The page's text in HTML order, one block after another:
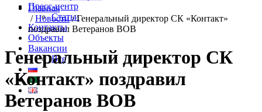
Пресс-центр
Статьи
Контакты
Объекты
Вакансии
Все
Главная
/Новости/Генеральный директор СК «Контакт»
поздравил Ветеранов ВОВ
Генеральный директор СК
«Контакт» поздравил
Ветеранов ВОВ